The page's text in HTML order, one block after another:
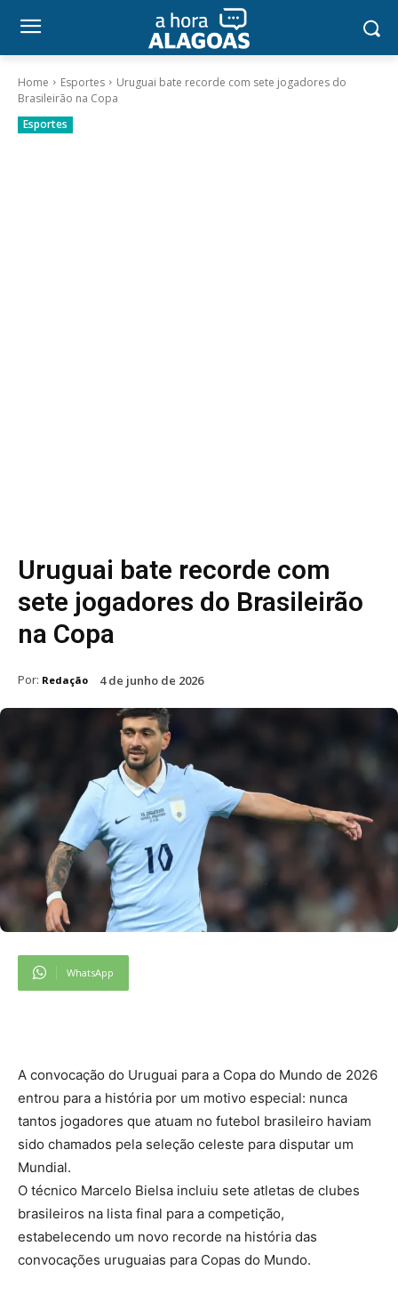
Home Esportes
Uruguai bate recorde com sete jogadores do
Brasileirão na Copa
Esportes
Uruguai bate recorde com
sete jogadores do Brasileirão
na Copa
Por: Redação 4 de junho de 2026
WhatsApp
A convocação do Uruguai para a Copa do Mundo de 2026
entrou para a história por um motivo especial: nunca
tantos jogadores que atuam no futebol brasileiro haviam
sido chamados pela seleção celeste para disputar um
Mundial.
O técnico Marcelo Bielsa incluiu sete atletas de clubes
brasileiros na lista final para a competição,
estabelecendo um novo recorde na história das
convocações uruguaias para Copas do Mundo.